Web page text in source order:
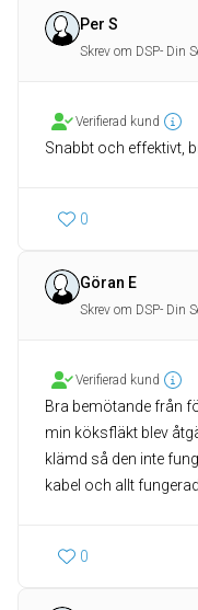
Per S
Skrev om DSP- Din
Verifierad kund
Snabbt och effektivt,
0
Göran E
Skrev om DSP- Din
Verifierad kund
Bra bemötande från
min köksfläkt blev
klämd så den inte
kabel och allt
0